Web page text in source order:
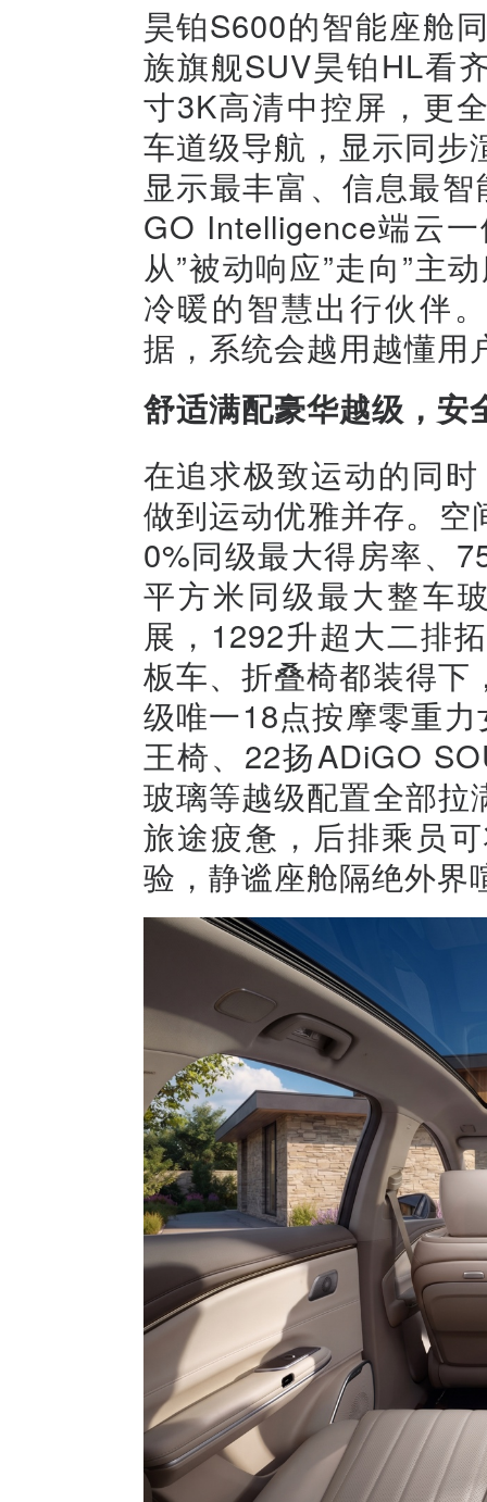
昊铂S600的智能座舱
族旗舰SUV昊铂HL看
寸3K高清中控屏，更
车道级导航，显示同步
显示最丰富、信息最
GO Intelligence端云
从”被动响应”走向”主
冷暖的智慧出行伙伴
据，系统会越用越懂用
舒适满配豪华越级，安
在追求极致运动的同
做到运动优雅并存。
0%同级最大得房率、
平方米同级最大整车
展，1292升超大二排
板车、折叠椅都装得
级唯一18点按摩零重
王椅、22扬ADiGO
玻璃等越级配置全部
旅途疲惫，后排乘员
验，静谧座舱隔绝外界